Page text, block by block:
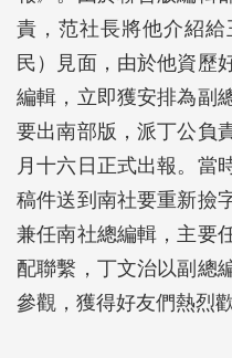
責，范社長將他介紹
民）見面，由於他資歷
編輯，立即獲安排為副
要出南部版，派丁公負
月十六日正式出報。當
稿件送到南社要重新撿
兼任南社總編輯，主要
配聯繫，丁文治以副總
參觀，獲得好友們熱烈